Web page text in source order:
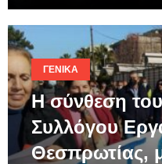
ΓΕΝΙΚΆ
Η σύνθεση
Συλλόγου
Θεσπρωτίας,